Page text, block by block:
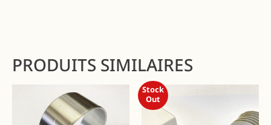
PRODUITS SIMILAIRES
Stock
Out